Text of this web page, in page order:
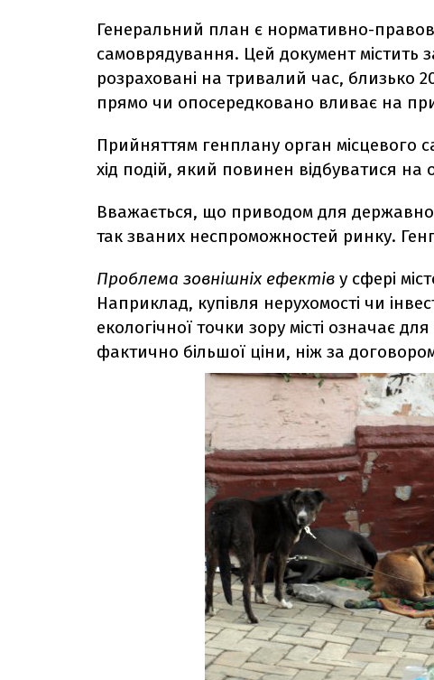
Генеральний план є нормативно-
самоврядування. Цей документ містить
розраховані на тривалий час, близько
прямо чи опосередковано вливає на
Прийняттям генплану орган місцевого
хід подій, який повинен відбуватися на
Вважається, що приводом для
так званих неспроможностей ринку.
Проблема зовнішніх ефектів у сфері
Наприклад, купівля нерухомості чи
екологічної точки зору місті означає
фактично більшої ціни, ніж за